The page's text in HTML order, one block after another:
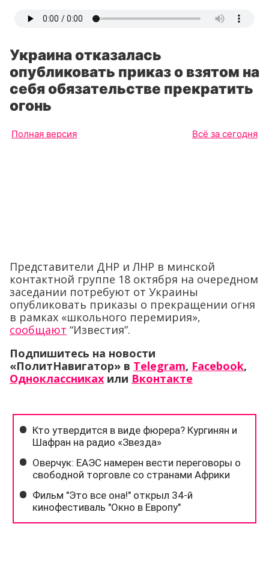
Украина отказалась
опубликовать приказ о взятом на
себя обязательстве прекратить
огонь
Полная версия Всё за сегодня
Представители ДНР и ЛНР в минской
контактной группе 18 октября на очередном
заседании потребуют от Украины
опубликовать приказы о прекращении огня
в рамках «школьного перемирия»,
сообщают “Известия”.
Подпишитесь на новости
«ПолитНавигатор» в Telegram, Facebook,
Одноклассниках или Вконтакте